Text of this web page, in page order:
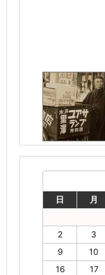
日
月
2
3
9
10
16
17